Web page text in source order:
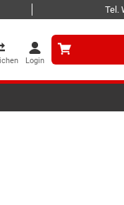
Tel.
Login